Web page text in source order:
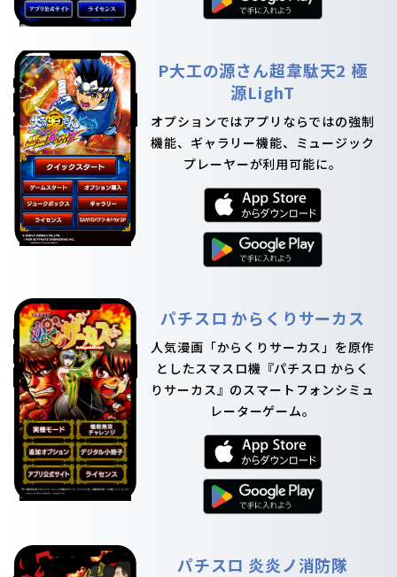
P大工の源さん超韋駄天2 極
源LighT
オプションではアプリならではの強制
機能、ギャラリー機能、ミュージック
プレーヤーが利用可能に。
パチスロ からくりサーカス
人気漫画「からくりサーカス」を原作
としたスマスロ機『パチスロ からく
りサーカス』のスマートフォンシミュ
レーターゲーム。
パチスロ 炎炎ノ消防隊